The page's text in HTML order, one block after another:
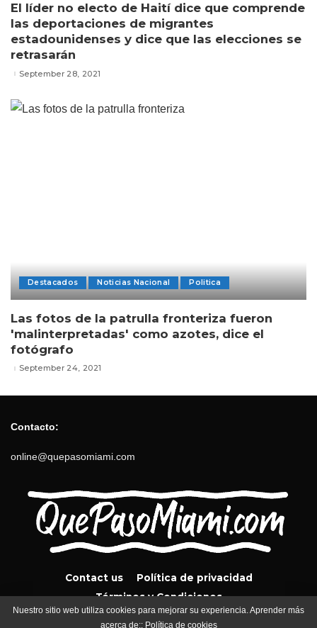
El líder no electo de Haití dice que comprende
las deportaciones de migrantes
estadounidenses y dice que las elecciones se
retrasarán
September 28, 2021
Destacados Noticias Nacional Politica
Las fotos de la patrulla fronteriza fueron
'malinterpretadas' como azotes, dice el
fotógrafo
September 24, 2021
Contacto:
online@quepasomiami.com
Contact us
Política de privacidad
Términos y Condiciones
Nuestro sitio web utiliza cookies para mejorar su experiencia. Aprender más
acerca de:: Política de cookies